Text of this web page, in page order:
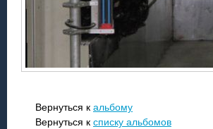
Вернуться к альбому
Вернуться к списку альбомов